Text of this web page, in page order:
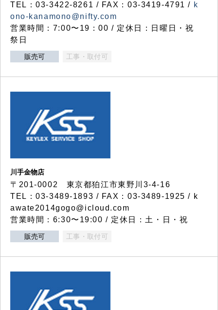
TEL：03-3422-8261 / FAX：03-3419-4791 / k
ono-kanamono@nifty.com
営業時間：7:00〜19：00 / 定休日：日曜日・祝
祭日
販売可 工事・取付可
川手金物店
〒201-0002 東京都狛江市東野川3-4-16
TEL：03-3489-1893 / FAX：03-3489-1925 / k
awate2014gogo@icloud.com
営業時間：6:30〜19:00 / 定休日：土・日・祝
販売可 工事・取付可